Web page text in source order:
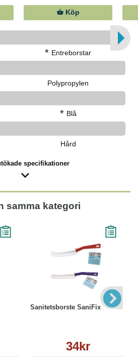
Köp
* Entreborstar
Polypropylen
* Blå
Hård
specifikationer
samma kategori
Sanitetsborste SaniFix
34kr